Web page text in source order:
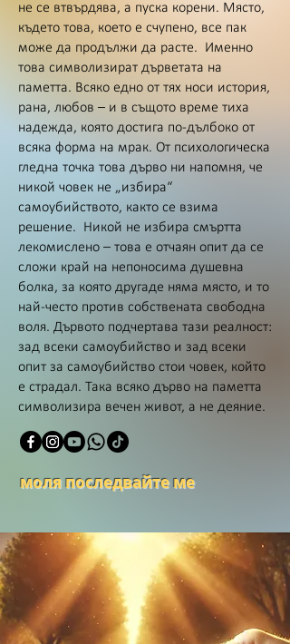
не се втвърдява, а пуска корени. Място,
където това, което е счупено, все пак
може да продължи да расте. Именно
това символизират дърветата на
паметта. Всяко едно от тях носи история,
рана, любов – и в същото време тиха
надежда, която достига по-дълбоко от
всяка форма на мрак. От психологическа
гледна точка това дърво ни напомня, че
никой човек не „избира“
самоубийството, както се взима
решение. Никой не избира смъртта
лекомислено – това е отчаян опит да се
сложи край на непоносима душевна
болка, за която другаде няма място, и то
най-често против собствената свободна
воля. Дървото подчертава тази реалност:
зад всеки самоубийство и зад всеки
опит за самоубийство стои човек, който
е страдал. Така всяко дърво на паметта
символизира вечен живот, а не деяние.
моля последвайте ме